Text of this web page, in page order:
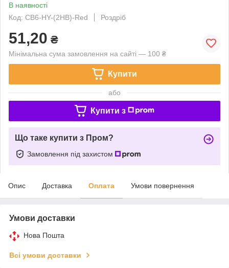
В наявності
Код: CB6-HY-(2HB)-Red
Роздріб
51,20 ₴
Мінімальна сума замовлення на сайті — 100 ₴
Купити
або
Купити з
Що таке купити з Пром?
Замовлення під захистом
Опис Доставка Оплата Умови повернення
Умови доставки
Нова Пошта
Всі умови доставки